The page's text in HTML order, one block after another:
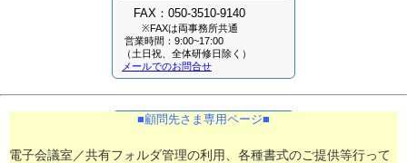
FAX：050-3510-9140
※FAXは両事務所共通
営業時間：9:00~17:00
（土日祝、全体研修日除く）
メールでのお問合せ
■​顧問先さま専用ページ■​
電子会議室／共有フォルダ管理の利用、各種書式のご提供等行って